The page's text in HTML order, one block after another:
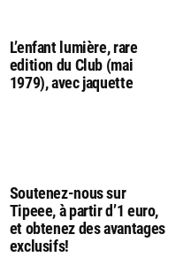
L’enfant lumière, rare
edition du Club (mai
1979), avec jaquette
Soutenez-nous sur
Tipeee, à partir d’1 euro,
et obtenez des avantages
exclusifs!